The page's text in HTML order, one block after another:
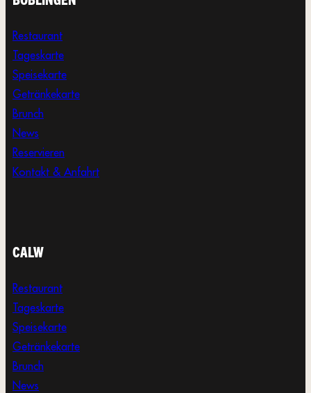
Restaurant
Tageskarte
Speisekarte
Getränkekarte
Brunch
News
Reservieren
Kontakt & Anfahrt
CALW
Restaurant
Tageskarte
Speisekarte
Getränkekarte
Brunch
News